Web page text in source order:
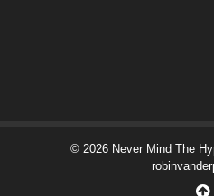
© 2026 Never Mind The